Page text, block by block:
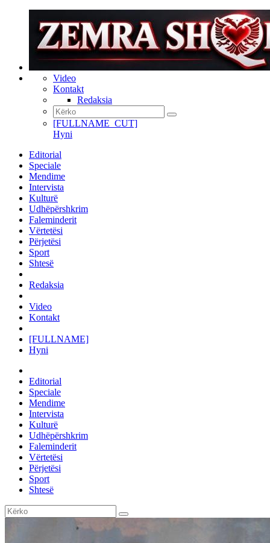
Video
Kontakt
Redaksia
[FULLNAME_CUT]
Hyni
Editorial
Speciale
Mendime
Intervista
Kulturë
Udhëpërshkrim
Faleminderit
Vërtetësi
Përjetësi
Sport
Shtesë
Redaksia
Video
Kontakt
[FULLNAME]
Hyni
Editorial
Speciale
Mendime
Intervista
Kulturë
Udhëpërshkrim
Faleminderit
Vërtetësi
Përjetësi
Sport
Shtesë